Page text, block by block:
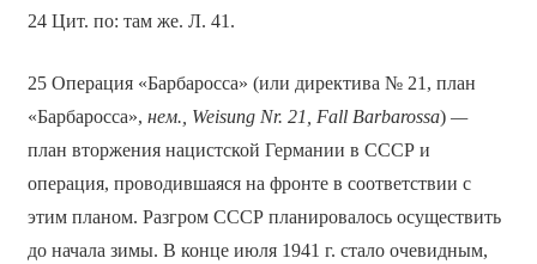
24 Цит. по: там же. Л. 41.
25 Операция «Барбаросса» (или директива № 21, план
«Барбаросса», нем., Weisung Nr. 21, Fall Barbarossa) —
план вторжения нацистской Германии в СССР и
операция, проводившаяся на фронте в соответствии с
этим планом. Разгром СССР планировалось осуществить
до начала зимы. В конце июля 1941 г. стало очевидным,